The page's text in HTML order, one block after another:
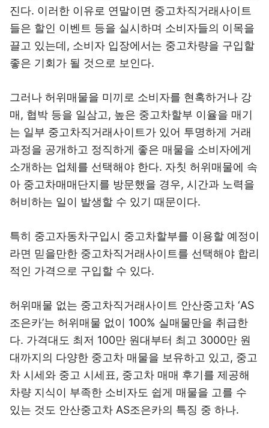
진다. 이러한 이유로 연말이면 중고차직거래사이트
들은 할인 이벤트 등을 실시하며 소비자들의 이목을
끌고 있는데, 소비자 입장에서는 중고차량을 구입할
좋은 기회가 될 것으로 보인다.
그러나 허위매물을 미끼로 소비자를 현혹하거나 강
매, 협박 등을 일삼고, 높은 중고차할부 이율을 매기
는 일부 중고차직거래사이트가 있어 투명하게 거래
과정을 공개하고 정직하게 좋은 매물을 소비자에게
소개하는 업체를 선택해야 한다. 자칫 허위매물에 속
아 중고차매매단지를 방문했을 경우, 시간과 노력을
허비하는 일이 발생할 수 있기 때문이다.
특히 중고자동차구입시 중고차할부를 이용할 예정이
라면 믿을만한 중고차직거래사이트를 선택해야 합리
적인 가격으로 구입할 수 있다.
허위매물 없는 중고차직거래사이트 안산중고차 ‘AS
조은카’는 허위매물 없이 100% 실매물만을 취급한
다. 가격대도 최저 100만 원대부터 최고 3000만 원
대까지의 다양한 중고차 매물을 보유하고 있고, 중고
차 시세와 중고 시세표, 중고차 매매 후기를 제공해
차량 지식이 부족한 소비자도 쉽게 매물을 고를 수
있는 것도 안산중고차 AS조은카의 특징 중 하나.